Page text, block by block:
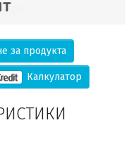
за продукта
Калкулатор